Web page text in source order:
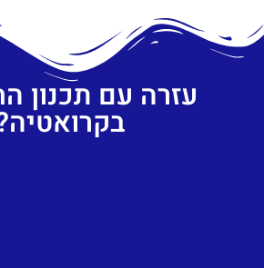
עזרה עם תכנון